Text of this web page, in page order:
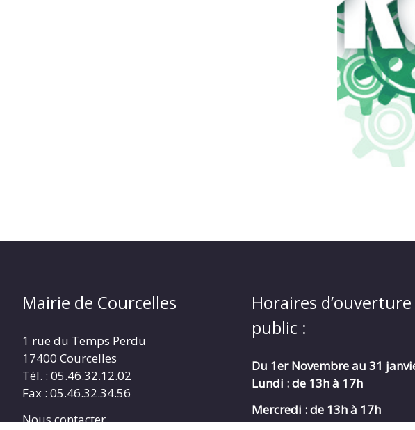
Mairie de Courcelles
1 rue du Temps Perdu
17400 Courcelles
Tél. : 05.46.32.12.02
Fax : 05.46.32.34.56
Nous contacter
Horaires d’ouverture
public :
Du 1er Novembre au 31
Lundi : de 13h à 17h
Mercredi :de 13h à 17h